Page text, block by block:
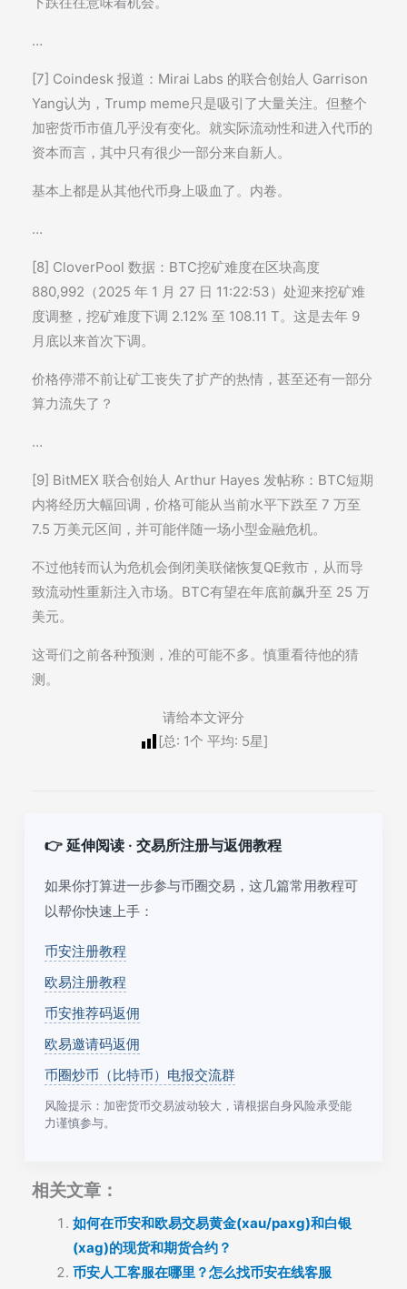
…
[7] Coindesk 报道：Mirai Labs 的联合创始人 Garrison
Yang认为，Trump meme只是吸引了大量关注。但整个
加密货币市值几乎没有变化。就实际流动性和进入代币的
资本而言，其中只有很少一部分来自新人。
基本上都是从其他代币身上吸血了。内卷。
…
[8] CloverPool 数据：BTC挖矿难度在区块高度
880,992（2025 年 1 月 27 日 11:22:53）处迎来挖矿难
度调整，挖矿难度下调 2.12% 至 108.11 T。这是去年 9
月底以来首次下调。
价格停滞不前让矿工丧失了扩产的热情，甚至还有一部分
算力流失了？
…
[9] BitMEX 联合创始人 Arthur Hayes 发帖称：BTC短期
内将经历大幅回调，价格可能从当前水平下跌至 7 万至
7.5 万美元区间，并可能伴随一场小型金融危机。
不过他转而认为危机会倒闭美联储恢复QE救市，从而导
致流动性重新注入市场。BTC有望在年底前飙升至 25 万
美元。
这哥们之前各种预测，准的可能不多。慎重看待他的猜
测。
请给本文评分
[总: 1个 平均: 5星]
👉 延伸阅读 · 交易所注册与返佣教程
如果你打算进一步参与币圈交易，这几篇常用教程可
以帮你快速上手：
币安注册教程
欧易注册教程
币安推荐码返佣
欧易邀请码返佣
币圈炒币（比特币）电报交流群
风险提示：加密货币交易波动较大，请根据自身风险承受能
力谨慎参与。
相关文章：
如何在币安和欧易交易黄金(xau/paxg)和白银
(xag)的现货和期货合约？
币安人工客服在哪里？怎么找币安在线客服